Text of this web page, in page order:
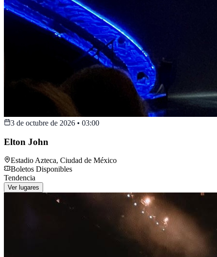
3 de octubre de 2026 • 03:00
Elton John
Estadio Azteca, Ciudad de México
Boletos Disponibles
Tendencia
Ver lugares